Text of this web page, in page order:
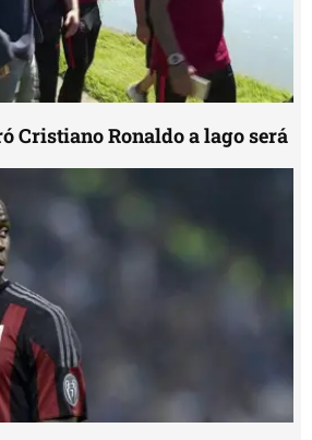
Cristiano Ronaldo a lago será